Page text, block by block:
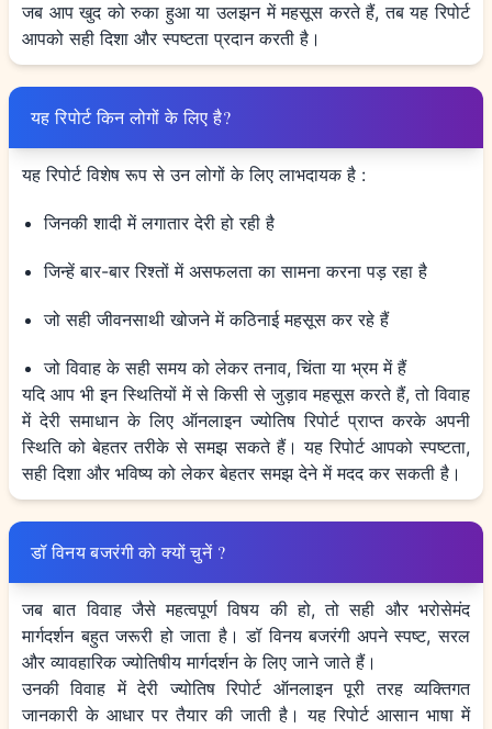
जब आप खुद को रुका हुआ या उलझन में महसूस करते हैं, तब यह रिपोर्ट
आपको सही दिशा और स्पष्टता प्रदान करती है।
यह रिपोर्ट किन लोगों के लिए है?
यह रिपोर्ट विशेष रूप से उन लोगों के लिए लाभदायक है :
जिनकी शादी में लगातार देरी हो रही है
जिन्हें बार-बार रिश्तों में असफलता का सामना करना पड़ रहा है
जो सही जीवनसाथी खोजने में कठिनाई महसूस कर रहे हैं
जो विवाह के सही समय को लेकर तनाव, चिंता या भ्रम में हैं
यदि आप भी इन स्थितियों में से किसी से जुड़ाव महसूस करते हैं, तो विवाह
में देरी समाधान के लिए ऑनलाइन ज्योतिष रिपोर्ट प्राप्त करके अपनी
स्थिति को बेहतर तरीके से समझ सकते हैं। यह रिपोर्ट आपको स्पष्टता,
सही दिशा और भविष्य को लेकर बेहतर समझ देने में मदद कर सकती है।
डॉ विनय बजरंगी को क्यों चुनें ?
जब बात विवाह जैसे महत्वपूर्ण विषय की हो, तो सही और भरोसेमंद
मार्गदर्शन बहुत जरूरी हो जाता है। डॉ विनय बजरंगी अपने स्पष्ट, सरल
और व्यावहारिक ज्योतिषीय मार्गदर्शन के लिए जाने जाते हैं।
उनकी विवाह में देरी ज्योतिष रिपोर्ट ऑनलाइन पूरी तरह व्यक्तिगत
जानकारी के आधार पर तैयार की जाती है। यह रिपोर्ट आसान भाषा में